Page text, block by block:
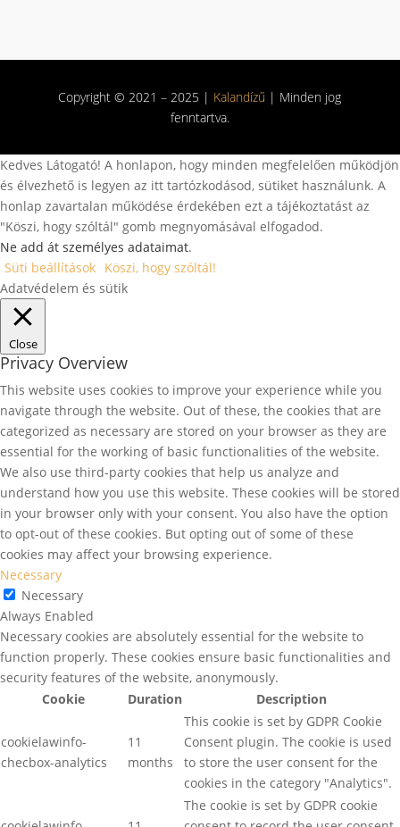
Copyright © 2021 – 2025 | Kalandízű | Minden jog
fenntartva.
Kedves Látogató! A honlapon, hogy minden megfelelően működjön
és élvezhető is legyen az itt tartózkodásod, sütiket használunk. A
honlap zavartalan működése érdekében ezt a tájékoztatást az
"Köszi, hogy szóltál" gomb megnyomásával elfogadod.
Ne add át személyes adataimat.
Süti beállítások Köszi, hogy szóltál!
Adatvédelem és sütik
Close
Privacy Overview
This website uses cookies to improve your experience while you
navigate through the website. Out of these, the cookies that are
categorized as necessary are stored on your browser as they are
essential for the working of basic functionalities of the website.
We also use third-party cookies that help us analyze and
understand how you use this website. These cookies will be stored
in your browser only with your consent. You also have the option
to opt-out of these cookies. But opting out of some of these
cookies may affect your browsing experience.
Necessary
Necessary
Always Enabled
Necessary cookies are absolutely essential for the website to
function properly. These cookies ensure basic functionalities and
security features of the website, anonymously.
Cookie
Duration Description
cookielawinfo-
checbox-analytics
11
months
This cookie is set by GDPR Cookie
Consent plugin. The cookie is used
to store the user consent for the
cookies in the category "Analytics".
The cookie is set by GDPR cookie